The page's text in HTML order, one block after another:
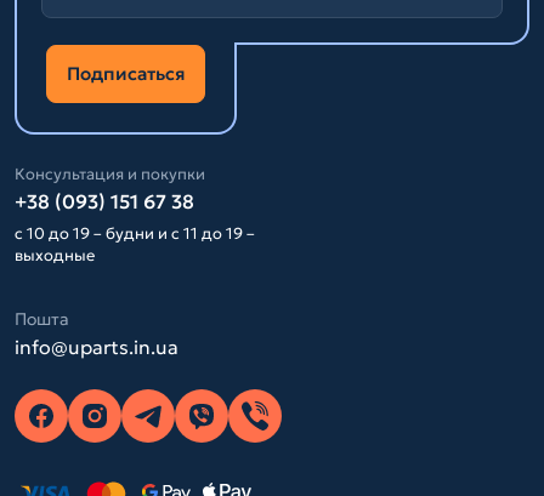
Подписаться
Консультация и покупки
+38 (093) 151 67 38
с 10 до 19 – будни и с 11 до 19 –
выходные
Пошта
info@uparts.in.ua